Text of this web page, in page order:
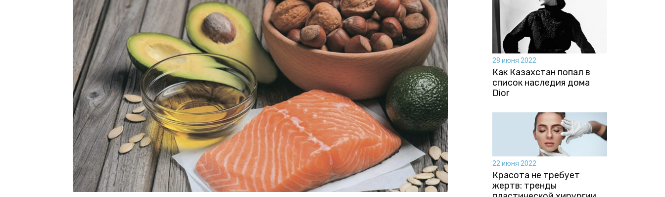
28 июня 2022
Как Казахстан попал в
список наследия дома
Dior
22 июня 2022
Красота не требует
жертв: тренды